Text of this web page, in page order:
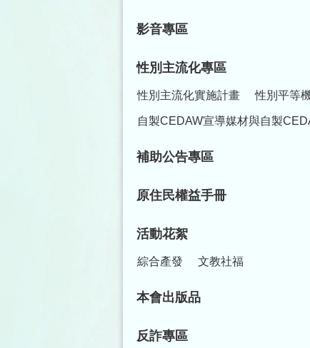
影音專區
性別主流化專區
性別主流化實施計畫 性別平等
自製CEDAW宣導媒材與自製
補助公告專區
原住民權益手冊
活動花絮
綜合產發 文教社福
本會出版品
反詐專區